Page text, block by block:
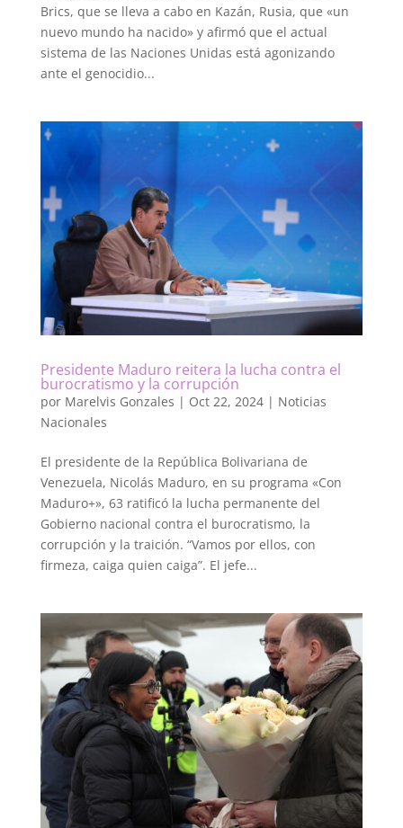
Brics, que se lleva a cabo en Kazán, Rusia, que «un
nuevo mundo ha nacido» y afirmó que el actual
sistema de las Naciones Unidas está agonizando
ante el genocidio...
Presidente Maduro reitera la lucha contra el
burocratismo y la corrupción
por Marelvis Gonzales | Oct 22, 2024| Noticias
Nacionales
El presidente de la República Bolivariana de
Venezuela, Nicolás Maduro, en su programa «Con
Maduro+», 63 ratificó la lucha permanente del
Gobierno nacional contra el burocratismo, la
corrupción y la traición. “Vamos por ellos, con
firmeza, caiga quien caiga”. El jefe...